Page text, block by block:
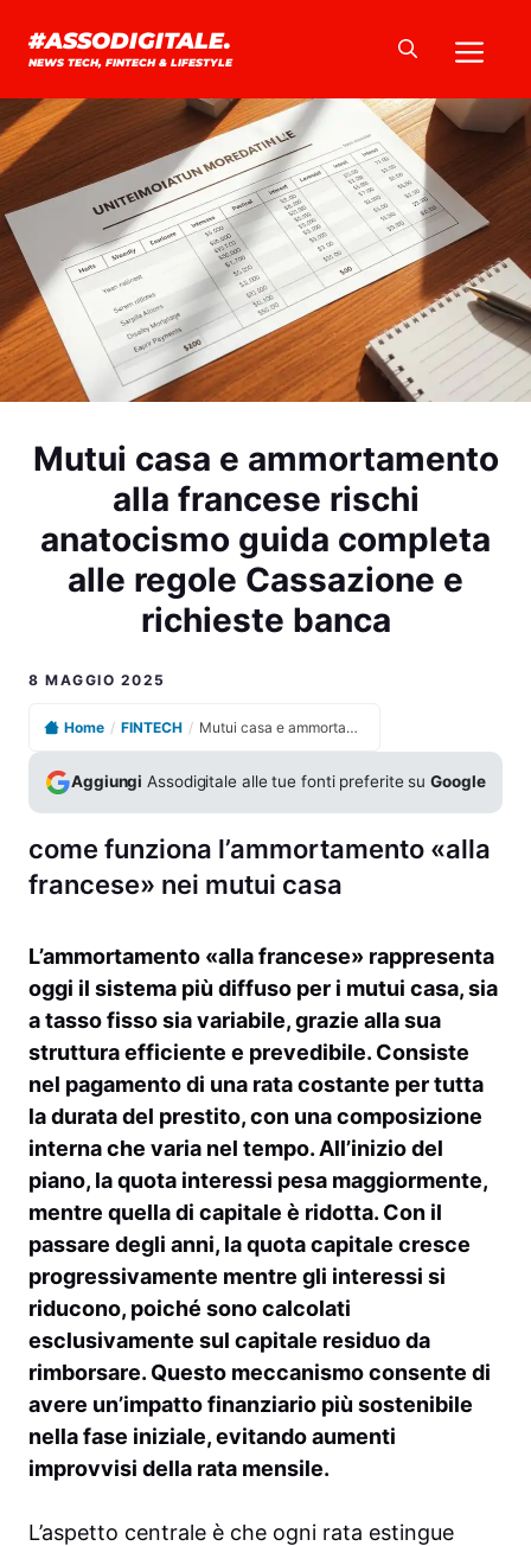
#ASSODIGITALE.
NEWS TECH, FINTECH & LIFESTYLE
Mutui casa e ammortamento
alla francese rischi
anatocismo guida completa
alle regole Cassazione e
richieste banca
8 MAGGIO 2025
Home / FINTECH / Mutui casa e ammortamento alla francese rischi anatocismo guida completa alle regole Cassazione e richieste banca
Aggiungi Assodigitale alle tue fonti preferite suGoogle
come funziona l’ammortamento «alla
francese» nei mutui casa
L’ammortamento «alla francese» rappresenta
oggi il sistema più diffuso per i mutui casa, sia
a tasso fisso sia variabile, grazie alla sua
struttura efficiente e prevedibile. Consiste
nel pagamento di una rata costante per tutta
la durata del prestito, con una composizione
interna che varia nel tempo. All’inizio del
piano, la quota interessi pesa maggiormente,
mentre quella di capitale è ridotta. Con il
passare degli anni, la quota capitale cresce
progressivamente mentre gli interessi si
riducono, poiché sono calcolati
esclusivamente sul capitale residuo da
rimborsare. Questo meccanismo consente di
avere un’impatto finanziario più sostenibile
nella fase iniziale, evitando aumenti
improvvisi della rata mensile.
L’aspetto centrale è che ogni rata estingue